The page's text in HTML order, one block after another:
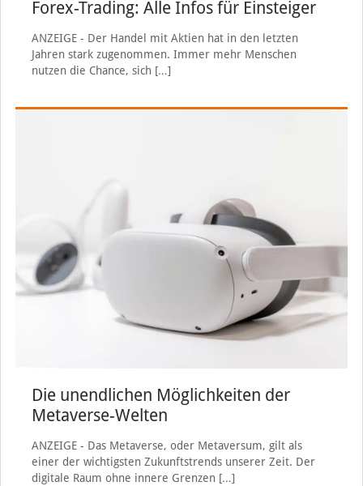
Forex-Trading: Alle Infos für Einsteiger
ANZEIGE - Der Handel mit Aktien hat in den letzten
Jahren stark zugenommen. Immer mehr Menschen
nutzen die Chance, sich […]
Die unendlichen Möglichkeiten der
Metaverse-Welten
ANZEIGE - Das Metaverse, oder Metaversum, gilt als
einer der wichtigsten Zukunftstrends unserer Zeit. Der
digitale Raum ohne innere Grenzen […]